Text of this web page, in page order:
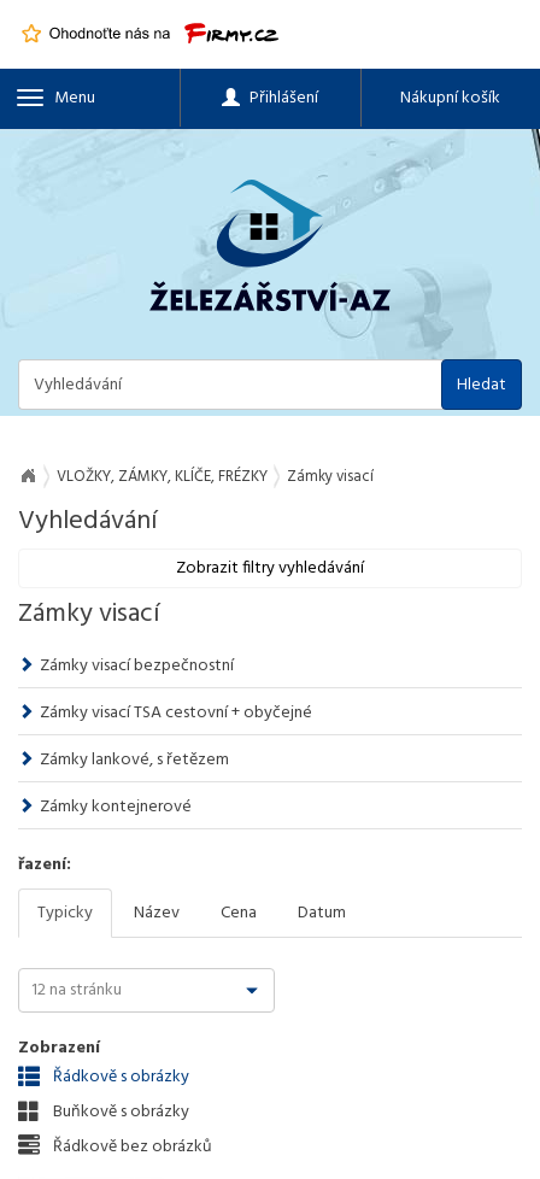
Menu Přihlášení Nákupní košík
Hledat
VLOŽKY, ZÁMKY, KLÍČE, FRÉZKY Zámky visací
Vyhledávání
Zobrazit filtry vyhledávání
Zámky visací
Zámky visací bezpečnostní
Zámky visací TSA cestovní + obyčejné
Zámky lankové, s řetězem
Zámky kontejnerové
řazení:
Typicky
Název Cena Datum
Zobrazení
Řádkově s obrázky
Buňkově s obrázky
Řádkově bez obrázků